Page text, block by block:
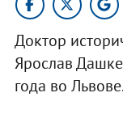
Доктор
Ярослав
года во